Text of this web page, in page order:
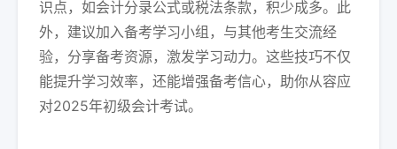
识点，如会计分录公式或税法条款，积少成多。此
外，建议加入备考学习小组，与其他考生交流经
验，分享备考资源，激发学习动力。这些技巧不仅
能提升学习效率，还能增强备考信心，助你从容应
对2025年初级会计考试。